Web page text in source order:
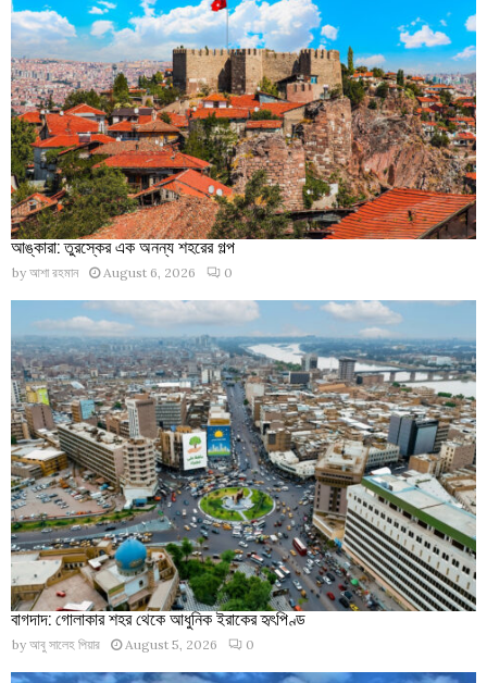
আঙ্কারা: তুরস্কের এক অনন্য শহরের গল্প
by আশা রহমান August 6, 2026 0
বাগদাদ: গোলাকার শহর থেকে আধুনিক ইরাকের হৃৎপিণ্ড
by আবু সালেহ পিয়ার August 5, 2026 0